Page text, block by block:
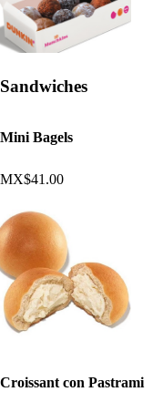
Sandwiches
Mini Bagels
MX$41.00
Croissant con Pastrami